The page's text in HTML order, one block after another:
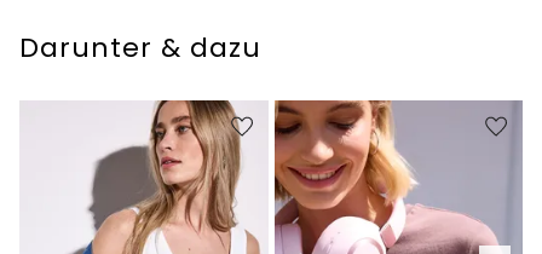
Darunter & dazu